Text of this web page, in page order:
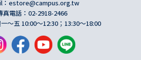
estore@campus.org.tw
真電話：02-2918-2466
～五 10:00～12:30；13:30～18:00